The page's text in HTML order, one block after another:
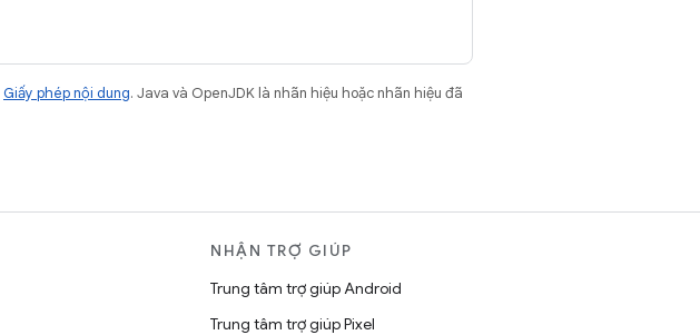
Giấy phép nội dung. Java và OpenJDK là nhãn hiệu hoặc nhãn hiệu đã
NHẬN TRỢ GIÚP
Trung tâm trợ giúp Android
Trung tâm trợ giúp Pixel